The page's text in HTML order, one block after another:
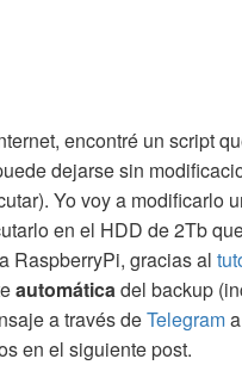
encontré un script
dejarse sin
Yo voy a modificarlo
en el HDD de 2Tb
RaspberryPi, gracias al
automáticadel backup
a través deTelegram
en el siguiente post.